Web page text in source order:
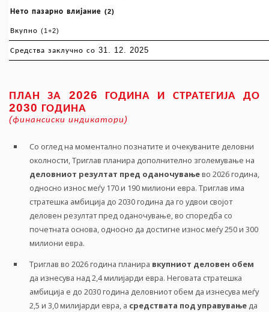
Нето пазарно влијание (2)
Вкупно (1+2)
Средства заклучно со 31. 12. 2025
ПЛАН ЗА 2026 ГОДИНА И СТРАТЕГИЈА ДО
2030 ГОДИНА
(финансиски индикатори )
Со оглед на моментално познатите и очекуваните деловни
околности, Триглав планира дополнително зголемување на
деловниот резултат пред оданочување во 2026 година,
односно износ меѓу 170 и 190 милиони евра. Триглав има
стратешка амбиција до 2030 година да го удвои својот
деловен резултат пред оданочување, во споредба со
почетната основа, односно да достигне износ меѓу 250 и 300
милиони евра.
Триглав во 2026 година планира вкупниот деловен обем
да изнесува над 2,4 милијарди евра. Неговата стратешка
амбиција е до 2030 година деловниот обем да изнесува меѓу
2,5 и 3,0 милијарди евра, а средствата под управување да